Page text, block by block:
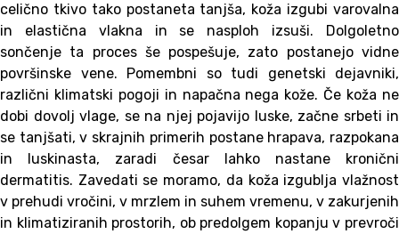
celično tkivo tako postaneta tanjša, koža izgubi varovalna
in elastična vlakna in se nasploh izsuši. Dolgoletno
sončenje ta proces še pospešuje, zato postanejo vidne
površinske vene. Pomembni so tudi genetski dejavniki,
različni klimatski pogoji in napačna nega kože. Če koža ne
dobi dovolj vlage, se na njej pojavijo luske, začne srbeti in
se tanjšati, v skrajnih primerih postane hrapava, razpokana
in luskinasta, zaradi česar lahko nastane kronični
dermatitis. Zavedati se moramo, da koža izgublja vlažnost
v prehudi vročini, v mrzlem in suhem vremenu, v zakurjenih
in klimatiziranih prostorih, ob predolgem kopanju v prevroči